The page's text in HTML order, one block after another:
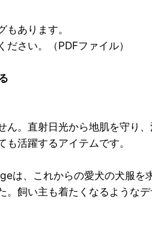
あります。
さい。（PDFファイル）
。直射日光から地肌を守り、
活躍するアイテムです。
は、これからの愛犬の犬服を
飼い主も着たくなるような